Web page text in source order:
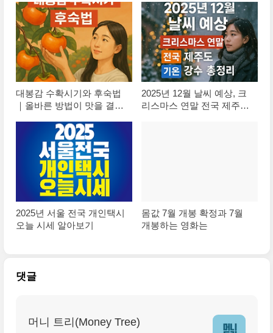
대봉감 수확시기와 후숙법
｜올바른 방법이 맛을 결정
2025년 12월 날씨 예상, 크
리스마스 연말 전국 제주도
2025년 서울 전국 개인택시
오늘 시세 알아보기
몸값 7월 개봉 확정과 7월
개봉하는 영화는
댓글
머니 트리(Money Tree)